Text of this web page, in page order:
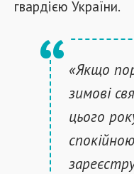
гвардією України.
«Якщо
зимові
цього